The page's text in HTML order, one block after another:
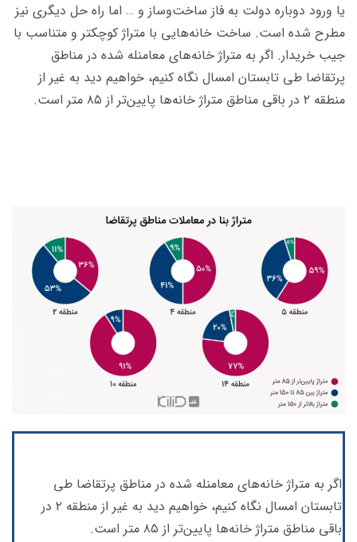
یا ورود دوباره دولت به فاز ساخت‌و‌ساز و … اما راه حل دیگری نیز
مطرح شده است. ساخت خانه‌هایی با متراژ کوچکتر و متناسب با
جیب خریدار. اگر به متراژ خانه‌های معامنله شده در مناطق
پرتقاضا طی تابستان امسال نگاه کنیم، خواهیم دید به غیر از
منطقه ۲ در باقی مناطق متراژ خانه‌ها پایین‌تر از ۸۵ متر است.
اگر به متراژ خانه‌های معامنله شده در مناطق پرتقاضا طی
تابستان امسال نگاه کنیم، خواهیم دید به غیر از منطقه ۲ در
باقی مناطق متراژ خانه‌ها پایین‌تر از ۸۵ متر است.